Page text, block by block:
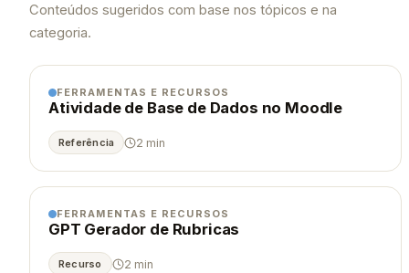
Conteúdos sugeridos com base nos tópicos e na
categoria.
FERRAMENTAS E RECURSOS
Atividade de Base de Dados no Moodle
Referência 2 min
FERRAMENTAS E RECURSOS
GPT Gerador de Rubricas
Recurso 2 min